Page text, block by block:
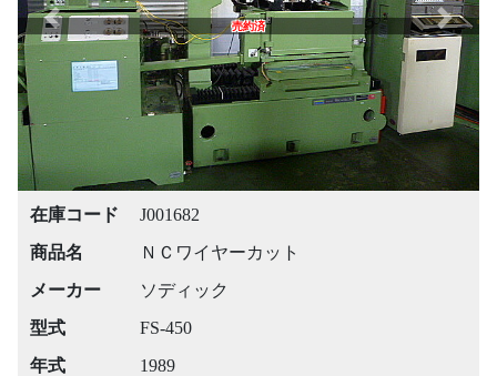
売約済
Previous Next
在庫コード
J001682
商品名
ＮＣワイヤーカット
メーカー
ソディック
型式
FS-450
年式
1989